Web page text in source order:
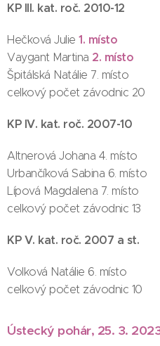
KP III. kat. roč. 2010-12
Hečková Julie1. místo
Vaygant Martina 2. místo
Špitálská Natálie 7. místo
celkový počet závodnic 20
KP IV. kat. roč. 2007-10
Altnerová Johana 4. místo
Urbančíková Sabina 6. místo
Lípová Magdalena 7. místo
celkový počet závodnic 13
KP V. kat. roč. 2007 a st.
Volková Natálie 6. místo
celkový počet závodnic 10
Ústecký pohár, 25. 3.